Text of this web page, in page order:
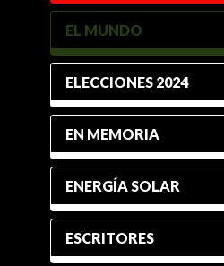
EL MUNDO
ELECCIONES 2024
EN MEMORIA
ENERGÍA SOLAR
ESCRITORES